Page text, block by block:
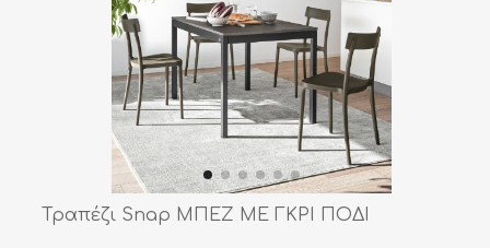
Τραπέζι Snap ΜΠΕΖ ΜΕ ΓΚΡΙ ΠΟΔΙ